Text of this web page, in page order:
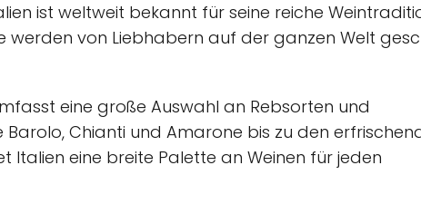
ist weltweit bekannt für seine reiche
werden von Liebhabern auf der ganzen Welt
eine große Auswahl an Rebsorten und
Chianti und Amarone bis zu den
Italien eine breite Palette an Weinen für jeden